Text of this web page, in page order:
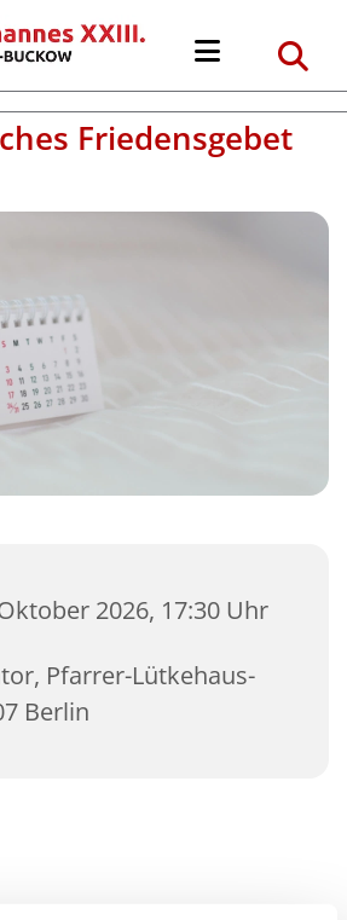
Friedensgebet
2026, 17:30 Uhr
Pfarrer-Lütkehaus-
Berlin